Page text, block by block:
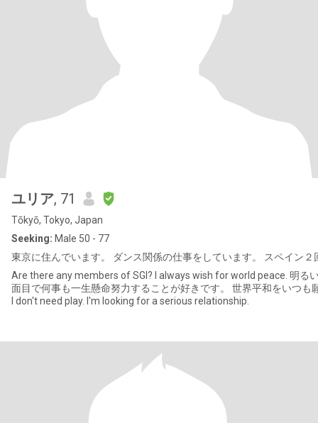
ユリア, 71
Tōkyō, Tokyo, Japan
Seeking: Male 50 - 77
東京に住んでいます。 ダンス関係の仕事をしています。 スペイン２
Are there any members of SGI? I always wish for world peace. 明るい性格です。 真
面目で何事も一生懸命努力することが好きです。 世界平和をいつも
I don't need play. I'm looking for a serious relationship.